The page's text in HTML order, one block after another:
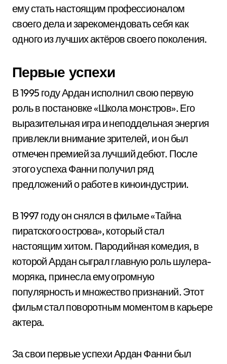
ему стать настоящим профессионалом
своего дела и зарекомендовать себя как
одного из лучших актёров своего поколения.
Первые успехи
В 1995 году Ардан исполнил свою первую
роль в постановке «Школа монстров». Его
выразительная игра и неподдельная энергия
привлекли внимание зрителей, и он был
отмечен премией за лучший дебют. После
этого успеха Фанни получил ряд
предложений о работе в киноиндустрии.
В 1997 году он снялся в фильме «Тайна
пиратского острова», который стал
настоящим хитом. Пародийная комедия, в
которой Ардан сыграл главную роль шулера-
моряка, принесла ему огромную
популярность и множество признаний. Этот
фильм стал поворотным моментом в карьере
актера.
За свои первые успехи Ардан Фанни был